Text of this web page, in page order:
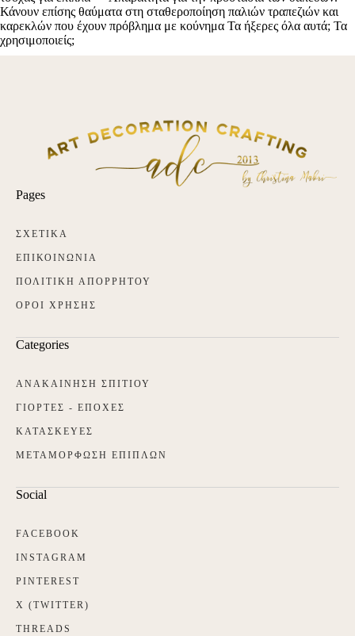
Pages
ΣΧΕΤΙΚΑ
ΕΠΙΚΟΙΝΩΝΙΑ
ΠΟΛΙΤΙΚΗ ΑΠΟΡΡΗΤΟΥ
ΟΡΟΙ ΧΡΗΣΗΣ
Categories
ΑΝΑΚΑΙΝΗΣΗ ΣΠΙΤΙΟΥ
ΓΙΟΡΤΕΣ - ΕΠΟΧΕΣ
ΚΑΤΑΣΚΕΥΕΣ
ΜΕΤΑΜΟΡΦΩΣΗ ΕΠΙΠΛΩΝ
Social
FACEBOOK
INSTAGRAM
PINTEREST
X (TWITTER)
THREADS